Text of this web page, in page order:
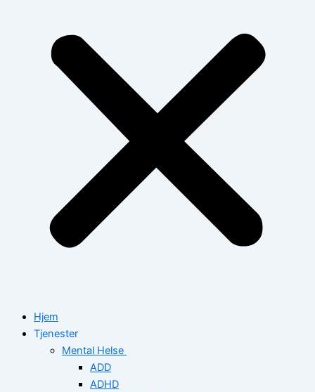
Hjem
Tjenester
Mental Helse
ADD
ADHD